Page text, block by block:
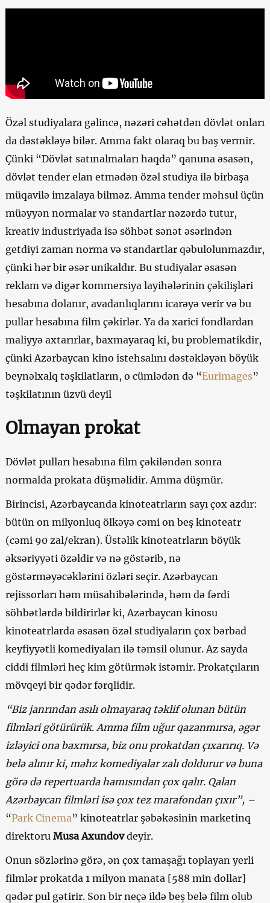
Özəl studiyalara gəlincə, nəzəri cəhətdən dövlət onları
da dəstəkləyə bilər. Amma fakt olaraq bu baş vermir.
Çünki “Dövlət satınalmaları haqda” qanuna əsasən,
dövlət tender elan etmədən özəl studiya ilə birbaşa
müqavilə imzalaya bilməz. Amma tender məhsul üçün
müəyyən normalar və standartlar nəzərdə tutur,
kreativ industriyada isə söhbət sənət əsərindən
getdiyi zaman norma və standartlar qəbulolunmazdır,
çünki hər bir əsər unikaldır. Bu studiyalar əsasən
reklam və digər kommersiya layihələrinin çəkilişləri
hesabına dolanır, avadanlıqlarını icarəyə verir və bu
pullar hesabına film çəkirlər. Ya da xarici fondlardan
maliyyə axtarırlar, baxmayaraq ki, bu problematikdir,
çünki Azərbaycan kino istehsalını dəstəkləyən böyük
beynəlxalq təşkilatların, o cümlədən də “Eurimages”
təşkilatının üzvü deyil
Olmayan prokat
Dövlət pulları hesabına film çəkiləndən sonra
normalda prokata düşməlidir. Amma düşmür.
Birincisi, Azərbaycanda kinoteatrların sayı çox azdır:
bütün on milyonluq ölkəyə cəmi on beş kinoteatr
(cəmi 90 zal/ekran). Üstəlik kinoteatrların böyük
əksəriyyəti özəldir və nə göstərib, nə
göstərməyəcəklərini özləri seçir. Azərbaycan
rejissorları həm müsahibələrində, həm də fərdi
söhbətlərdə bildirirlər ki, Azərbaycan kinosu
kinoteatrlarda əsasən özəl studiyaların çox bərbad
keyfiyyətli komediyaları ilə təmsil olunur. Az sayda
ciddi filmləri heç kim götürmək istəmir. Prokatçıların
mövqeyi bir qədər fərqlidir.
“Biz janrından asılı olmayaraq təklif olunan bütün
filmləri götürürük. Amma film uğur qazanmırsa, əgər
izləyici ona baxmırsa, biz onu prokatdan çıxarırıq. Və
belə alınır ki, məhz komediyalar zalı doldurur və buna
görə də repertuarda hamısından çox qalır. Qalan
Azərbaycan filmləri isə çox tez marafondan çıxır”, –
“Park Cinema” kinoteatrlar şəbəkəsinin marketinq
direktoru Musa Axundovdeyir.
Onun sözlərinə görə, ən çox tamaşağı toplayan yerli
filmlər prokatda 1 milyon manata [588 min dollar]
qədər pul gətirir. Son bir neçə ildə beş belə film olub